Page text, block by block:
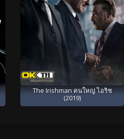
The Irishman คนใหญ่ ไอริช
(2019)